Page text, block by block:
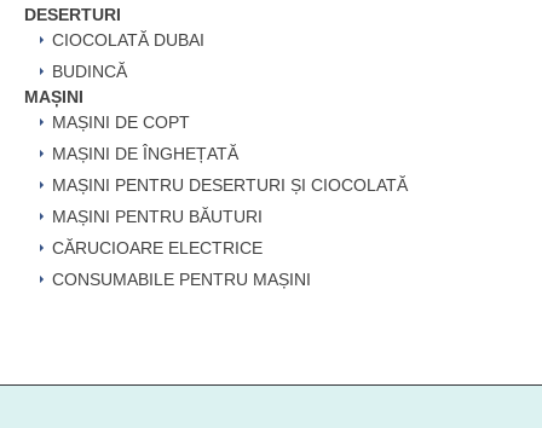
DESERTURI
CIOCOLATĂ DUBAI
BUDINCĂ
MAȘINI
MAȘINI DE COPT
MAȘINI DE ÎNGHEȚATĂ
MAȘINI PENTRU DESERTURI ȘI CIOCOLATĂ
MAȘINI PENTRU BĂUTURI
CĂRUCIOARE ELECTRICE
CONSUMABILE PENTRU MAȘINI